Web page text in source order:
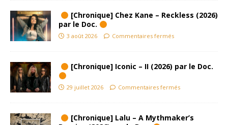
[Chronique] Chez Kane – Reckless (2026)
par le Doc.
3 août 2026 Commentaires fermés
[Chronique] Iconic – II (2026) par le Doc.
29 juillet 2026 Commentaires fermés
[Chronique] Lalu – A Mythmaker’s